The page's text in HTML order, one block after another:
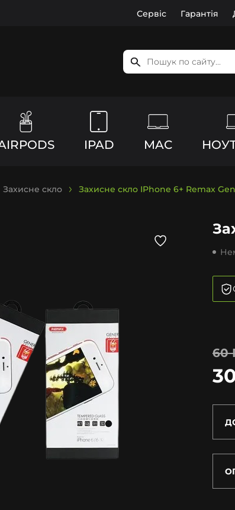
Сервіс Гарантія
IPAD MAC
Захисне скло Захисне скло IPhone 6+ Remax
60